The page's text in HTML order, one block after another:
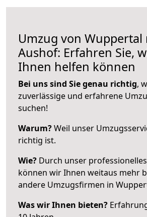
Umzug von Wuppertal
Aushof: Erfahren Sie,
Ihnen helfen können
Bei uns sind Sie genau richtig,
zuverlässige und erfahrene
suchen!
Warum?Weil unser
richtig ist.
Wie? Durch unser
können wir Ihnen weitaus mehr
andere Umzugsfirmen in
Was wir Ihnen bieten?